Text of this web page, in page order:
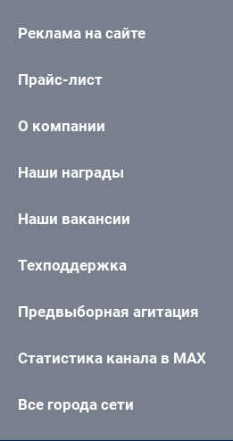
Реклама на сайте
Прайс-лист
О компании
Наши награды
Наши вакансии
Техподдержка
Предвыборная агитация
Статистика канала в MAX
Все города сети